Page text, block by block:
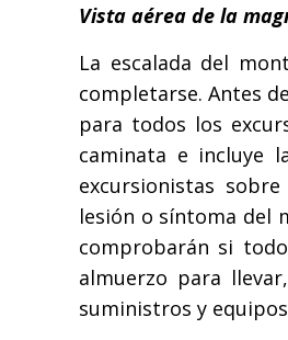
Vista aérea de la
La escalada del
completarse. Antes
para todos los
caminata e incluye
excursionistas
lesión o síntoma del
comprobarán si
almuerzo para
suministros y